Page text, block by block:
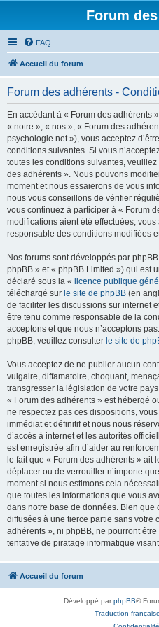
Forum
FAQ
Accueil du forum
Forum des adhérents -
En accédant à « Forum des adhérents
« notre », « nos », « Forum des
psychologie.net »), vous acceptez
conditions suivantes. Si vous
toutes les conditions suivantes,
des adhérents ». Nous pouvons
moment et nous essaierons de vous
nous vous conseillons de vérifier
vous continuez à participer à « Forum
modifications aient été effectuées, vous
responsable des conditions modifiées
Nos forums sont développés par
phpBB » et « phpBB Limited ») qui est
déclaré sous la « licence publique
téléchargé sur le site de phpBB (en
de faciliter les discussions sur internet
être tenu comme responsable de la
acceptons et que nous n’acceptons
phpBB, veuillez consulter le site de
Vous acceptez de ne publier aucun
vulgaire, diffamatoire, choquant,
transgresser la législation de votre
« Forum des adhérents » est hébergé
ne respectez pas ces dispositions,
immédiat et définitif et nous nous
d’accès à internet et les autorités
est enregistrée afin d’aider au
le fait que « Forum des adhérents » ait
déplacer ou de verrouiller n’importe
moment si nous estimons cela
que toutes les informations que vous
dans notre base de données. Bien que
diffusées à une tierce partie sans votre
adhérents », ni phpBB, ne pourront
tentative de piratage informatique
Accueil du forum
Développé parphpBB®
Traduction